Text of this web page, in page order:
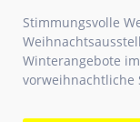
Stimmungsvolle
Winterangebote
vorweihnachtliche